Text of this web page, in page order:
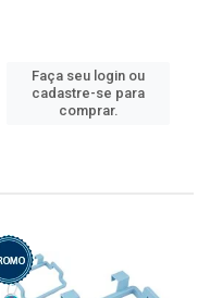
Faça seu login ou
cadastre-se para
comprar.